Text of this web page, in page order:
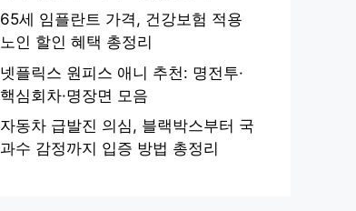
65세 임플란트 가격, 건강보험 적용
노인 할인 혜택 총정리
넷플릭스 원피스 애니 추천: 명전투·
핵심회차·명장면 모음
자동차 급발진 의심, 블랙박스부터 국
과수 감정까지 입증 방법 총정리